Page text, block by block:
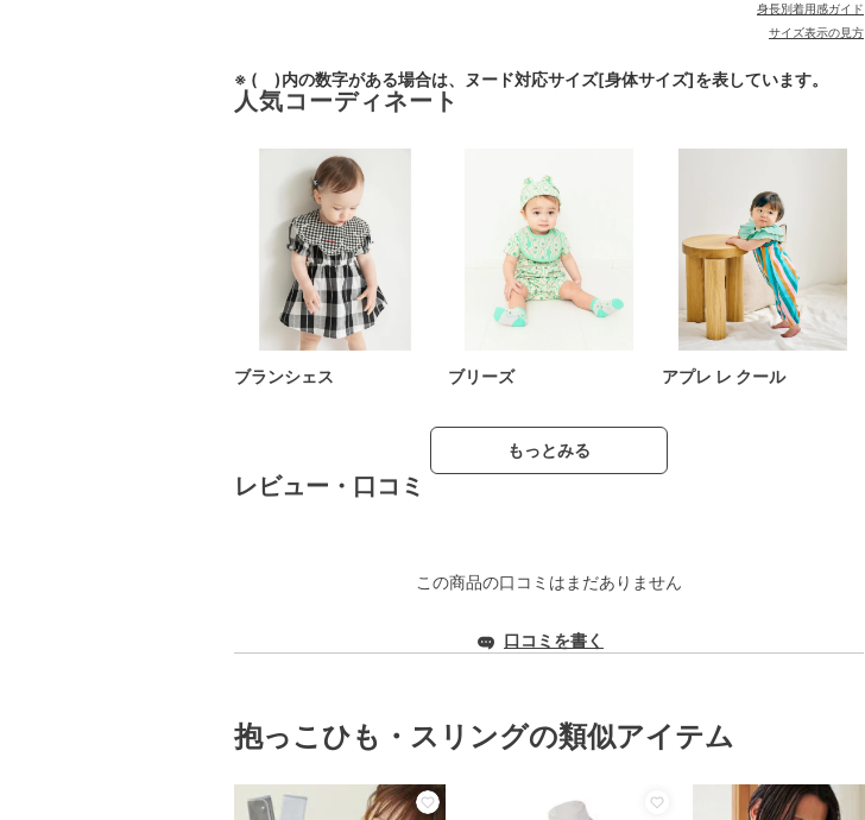
身長別着用感ガイド
サイズ表示の見方
※ ( )内の数字がある場合は、ヌード対応サイズ[身体サイズ]を表しています。
人気コーディネート
ブランシェス ブリーズ アプレ レ クール
もっとみる
レビュー・口コミ
この商品の口コミはまだありません
口コミを書く
抱っこひも・スリングの類似アイテム